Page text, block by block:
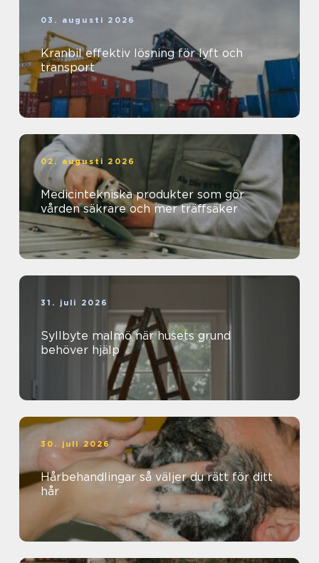
03. augusti 2026
Kranbil effektiv lösning för lyft och
transport
02. augusti 2026
Medicintekniska produkter som gör
vården säkrare och mer träffsäker
31. juli 2026
Syllbyte malmö när husets grund
behöver hjälp
30. juli 2026
Hårbehandlingar så väljer du rätt för ditt
hår